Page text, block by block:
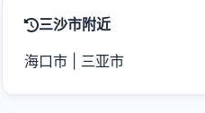
三沙市附近
海口市 三亚市